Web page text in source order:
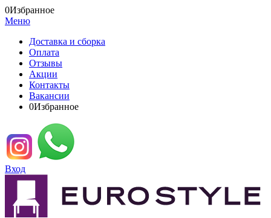
0Избранное
Меню
Доставка и сборка
Оплата
Отзывы
Акции
Контакты
Вакансии
0Избранное
Вход